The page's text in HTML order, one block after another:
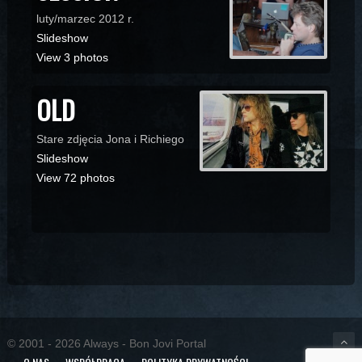
luty/marzec 2012 r.
Slideshow
View 3 photos
OLD
Stare zdjęcia Jona i Richiego
Slideshow
View 72 photos
© 2001 - 2026 Always - Bon Jovi Portal